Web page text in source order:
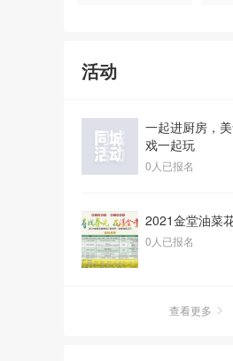
活动
一起进厨房，
戏一起玩
0人已报名
2021金堂油菜
0人已报名
查看更多